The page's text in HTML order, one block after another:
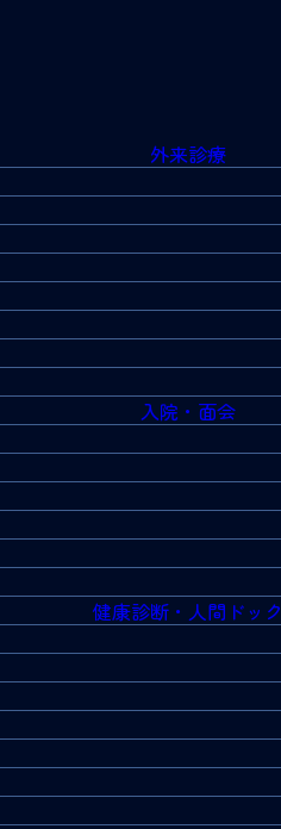
外来診療
入院・面会
健康診断・人間ドック